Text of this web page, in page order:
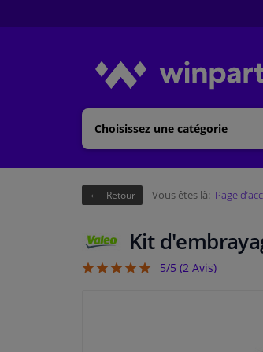
Choisissez une catégorie
Retour Vous êtes là: Page
Kit
5/5 (2 Avis)